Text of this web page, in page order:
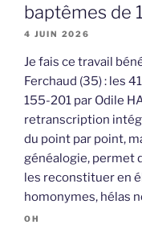
baptêmes de
4 JUIN 2026
Je fais ce travail
Ferchaud (35) : les
155-201 par Odile
retranscription
du point par point,
généalogie, permet
les reconstituer en
homonymes, hélas
OH